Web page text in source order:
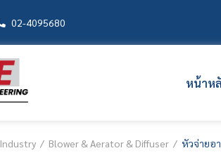
02-4095680
หน้าห
Industry Blower & Aerator & Diffuser หัวจ่ายอ